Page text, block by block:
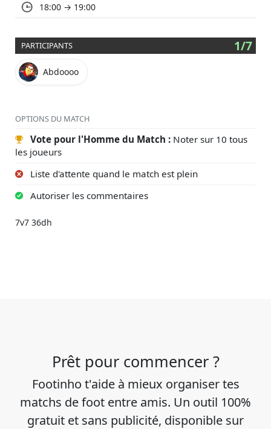
18:00 → 19:00
PARTICIPANTS 1/7
Abdoooo
OPTIONS DU MATCH
Vote pour l'Homme du Match : Noter sur 10 tous
les joueurs
Liste d'attente quand le match est plein
Autoriser les commentaires
7v7 36dh
Prêt pour commencer ?
Footinho t'aide à mieux organiser tes
matchs de foot entre amis. Un outil 100%
gratuit et sans publicité, disponible sur